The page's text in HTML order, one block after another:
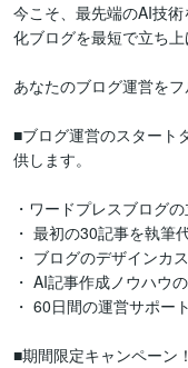
今こそ、最先端のAI技
化ブログを最短で立ち上
あなたのブログ運営をフ
■ブログ運営のスタート
供します。
・ワードプレスブログ
・ 最初の30記事を執筆
・ ブログのデザインカ
・ AI記事作成ノウハウ
・ 60日間の運営サポート
■期間限定キャンペーン！